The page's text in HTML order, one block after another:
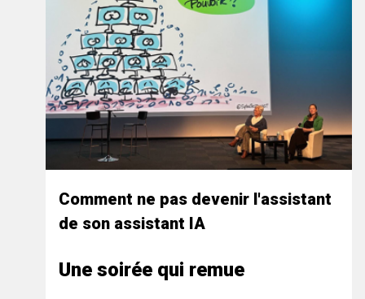
Comment ne pas devenir l'assistant
de son assistant IA
Une soirée qui remue